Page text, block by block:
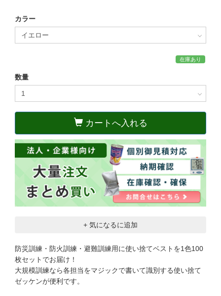
カラー
在庫あり
数量
カートへ入れる
+ 気になるに追加
防災訓練・防火訓練・避難訓練用に使い捨てベストを1色100
枚セットでお届け！
大規模訓練なら各担当をマジックで書いて識別する使い捨て
ゼッケンが便利です。